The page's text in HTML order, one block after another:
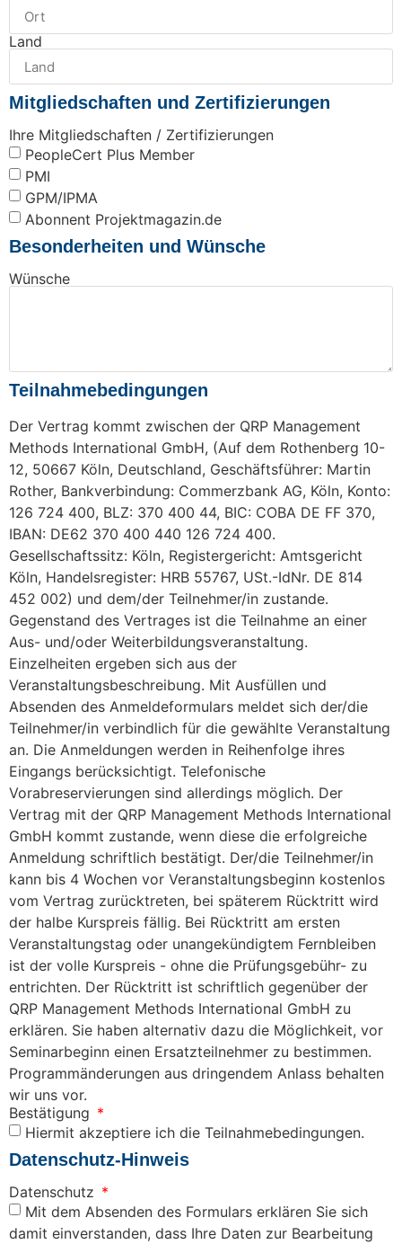
Land
Mitgliedschaften und Zertifizierungen
Ihre Mitgliedschaften / Zertifizierungen
PeopleCert Plus Member
PMI
GPM/IPMA
Abonnent Projektmagazin.de
Besonderheiten und Wünsche
Wünsche
Teilnahmebedingungen
Der Vertrag kommt zwischen der QRP Management
Methods International GmbH, (Auf dem Rothenberg 10-
12, 50667 Köln, Deutschland, Geschäftsführer: Martin
Rother, Bankverbindung: Commerzbank AG, Köln, Konto:
126 724 400, BLZ: 370 400 44, BIC: COBA DE FF 370,
IBAN: DE62 370 400 440 126 724 400.
Gesellschaftssitz: Köln, Registergericht: Amtsgericht
Köln, Handelsregister: HRB 55767, USt.-IdNr. DE 814
452 002) und dem/der Teilnehmer/in zustande.
Gegenstand des Vertrages ist die Teilnahme an einer
Aus- und/oder Weiterbildungsveranstaltung.
Einzelheiten ergeben sich aus der
Veranstaltungsbeschreibung. Mit Ausfüllen und
Absenden des Anmeldeformulars meldet sich der/die
Teilnehmer/in verbindlich für die gewählte Veranstaltung
an. Die Anmeldungen werden in Reihenfolge ihres
Eingangs berücksichtigt. Telefonische
Vorabreservierungen sind allerdings möglich. Der
Vertrag mit der QRP Management Methods International
GmbH kommt zustande, wenn diese die erfolgreiche
Anmeldung schriftlich bestätigt. Der/die Teilnehmer/in
kann bis 4 Wochen vor Veranstaltungsbeginn kostenlos
vom Vertrag zurücktreten, bei späterem Rücktritt wird
der halbe Kurspreis fällig. Bei Rücktritt am ersten
Veranstaltungstag oder unangekündigtem Fernbleiben
ist der volle Kurspreis - ohne die Prüfungsgebühr- zu
entrichten. Der Rücktritt ist schriftlich gegenüber der
QRP Management Methods International GmbH zu
erklären. Sie haben alternativ dazu die Möglichkeit, vor
Seminarbeginn einen Ersatzteilnehmer zu bestimmen.
Programmänderungen aus dringendem Anlass behalten
wir uns vor.
Bestätigung
Hiermit akzeptiere ich die Teilnahmebedingungen.
Datenschutz-Hinweis
Datenschutz
Mit dem Absenden des Formulars erklären Sie sich
damit einverstanden, dass Ihre Daten zur Bearbeitung